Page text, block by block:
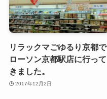
リラックマごゆるり京都で
ローソン京都駅店に行って
きました。
2017年12月2日